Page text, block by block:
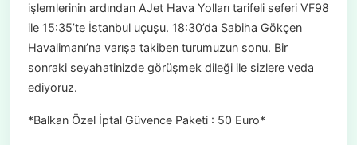
işlemlerinin ardından AJet Hava Yolları tarifeli seferi VF98
ile 15:35’te İstanbul uçuşu. 18:30’da Sabiha Gökçen
Havalimanı’na varışa takiben turumuzun sonu. Bir
sonraki seyahatinizde görüşmek dileği ile sizlere veda
ediyoruz.
*Balkan Özel İptal Güvence Paketi : 50 Euro*